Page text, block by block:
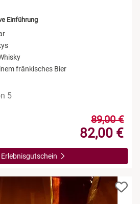
Einführung
fränkisches Bier
5
89,00 €
82,00 €